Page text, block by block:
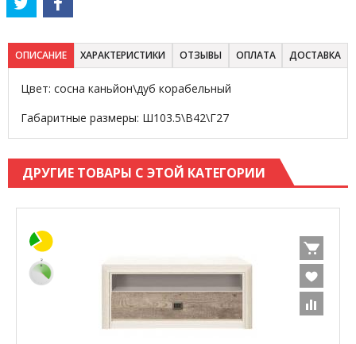
ОПИСАНИЕ ХАРАКТЕРИСТИКИ ОТЗЫВЫ ОПЛАТА ДОСТАВКА
Цвет: сосна каньйон\дуб корабельный
Габаритные размеры: Ш103.5\В42\Г27
ДРУГИЕ ТОВАРЫ С ЭТОЙ КАТЕГОРИИ